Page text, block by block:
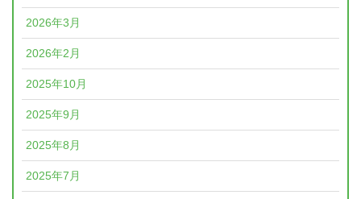
2026年3月
2026年2月
2025年10月
2025年9月
2025年8月
2025年7月